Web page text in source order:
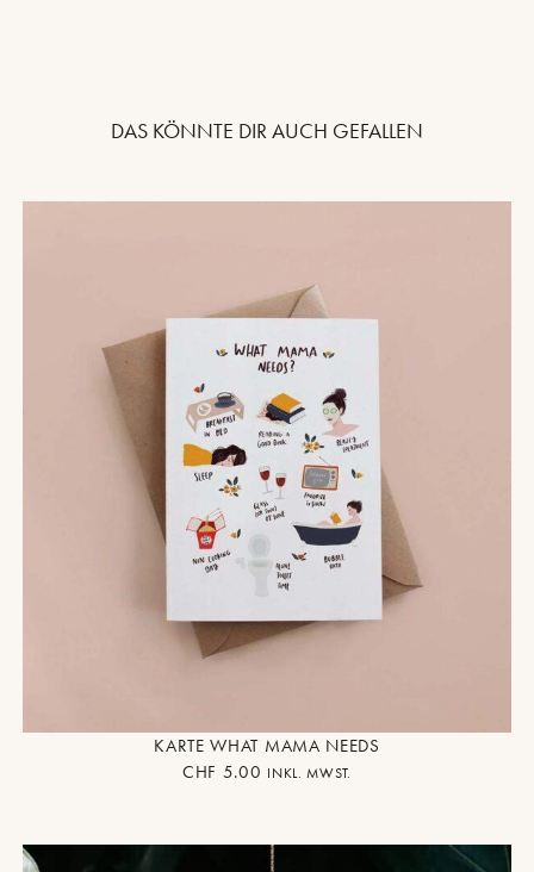
DAS KÖNNTE DIR AUCH GEFALLEN
KARTE WHAT MAMA NEEDS
CHF 5.00 INKL. MWST.